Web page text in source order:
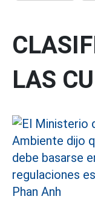
LAS